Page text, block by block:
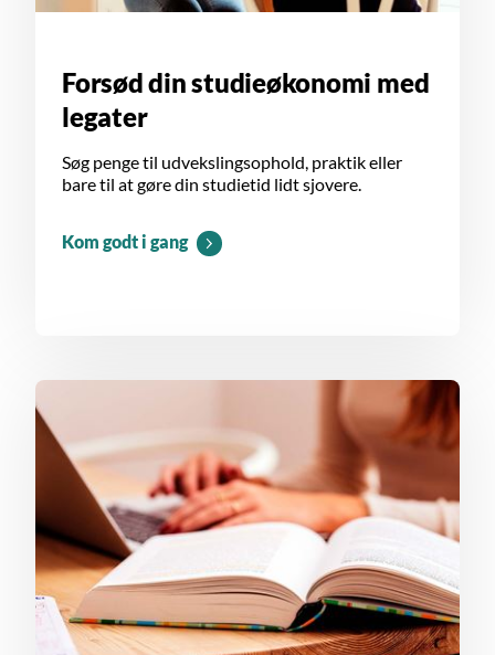
Forsød din studieøkonomi med
legater
Søg penge til udvekslingsophold, praktik eller
bare til at gøre din studietid lidt sjovere.
Kom godt i gang